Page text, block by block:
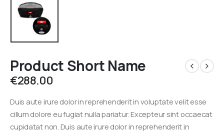
Product Short Name
€288.00
Duis aute irure dolor in reprehenderit in voluptate velit esse
cillum dolore eu fugiat nulla pariatur. Excepteur sint occaecat
cupidatat non. Duis aute irure dolor in reprehenderit in